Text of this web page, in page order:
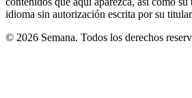
idioma sin autorización escrita por su
© 2026 Semana. Todos los derechos